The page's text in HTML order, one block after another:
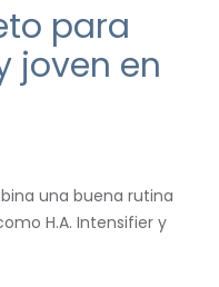
para
joven en
una buena rutina
H.A. Intensifier y